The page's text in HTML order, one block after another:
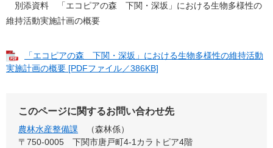
別添資料 「エコピアの森 下関・深坂」における生物多様性の
維持活動実施計画の概要
「エコピアの森 下関・深坂」における生物多様性の維持活動
実施計画の概要 [PDFファイル／386KB]
このページに関するお問い合わせ先
農林水産整備課
森林係
〒750-0005
下関市唐戸町4-1カラトピア4階